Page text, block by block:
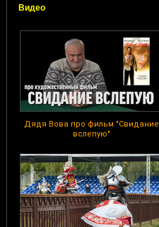
Видео
Дядя Вова про фильм "Свидание
вслепую"